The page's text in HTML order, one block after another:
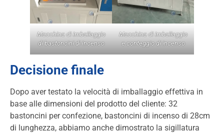
Macchina di imballaggio
di bastoncini di incenso
Macchina di imballaggio
e conteggio di incenso
Decisione finale
Dopo aver testato la velocità di imballaggio effettiva in
base alle dimensioni del prodotto del cliente: 32
bastoncini per confezione, bastoncini di incenso di 28cm
di lunghezza, abbiamo anche dimostrato la sigillatura